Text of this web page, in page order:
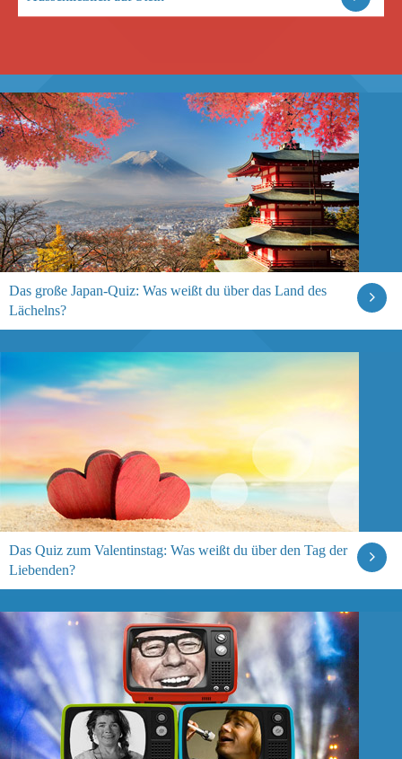
Das große Japan-Quiz: Was weißt du über das Land des
Lächelns?
Das Quiz zum Valentinstag: Was weißt du über den Tag der
Liebenden?